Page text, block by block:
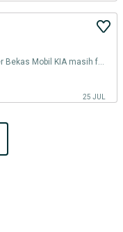
25 JUL